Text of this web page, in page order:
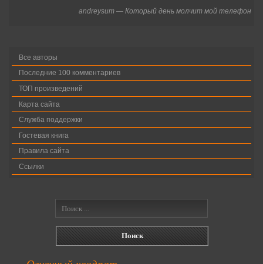
andreysum — Который день молчит мой телефон
Все авторы
Последние 100 комментариев
ТОП произведений
Карта сайта
Служба поддержки
Гостевая книга
Правила сайта
Ссылки